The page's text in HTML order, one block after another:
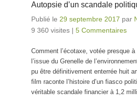
Autopsie d’un scandale
Publié le 29 septembre 2017 par
9 360 visites | 5 Commentaires
Comment l’écotaxe, votée presque à
l’issue du Grenelle de
pu être définitivement enterrée huit
film raconte l’histoire d’un fiasco
véritable scandale financier à 1,2